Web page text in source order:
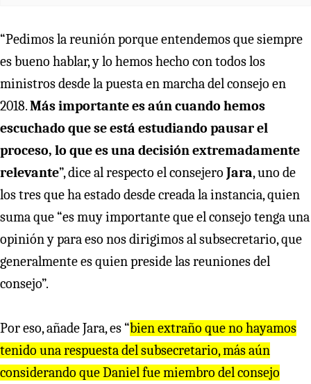
“Pedimos la reunión porque entendemos que siempre
es bueno hablar, y lo hemos hecho con todos los
ministros desde la puesta en marcha del consejo en
2018.Más importante es aún cuando hemos
escuchado que se está estudiando pausar el
proceso, lo que es una decisión extremadamente
relevante”, dice al respecto el consejero Jara, uno de
los tres que ha estado desde creada la instancia, quien
suma que “es muy importante que el consejo tenga una
opinión y para eso nos dirigimos al subsecretario, que
generalmente es quien preside las reuniones del
consejo”.
Por eso, añade Jara, es “bien extraño que no hayamos
tenido una respuesta del subsecretario, más aún
considerando que Daniel fue miembro del consejo